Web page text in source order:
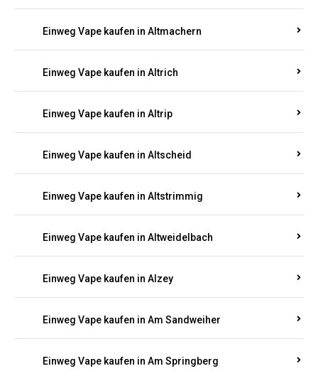
Einweg Vape kaufen in Altmachern
Einweg Vape kaufen in Altrich
Einweg Vape kaufen in Altrip
Einweg Vape kaufen in Altscheid
Einweg Vape kaufen in Altstrimmig
Einweg Vape kaufen in Altweidelbach
Einweg Vape kaufen in Alzey
Einweg Vape kaufen in Am Sandweiher
Einweg Vape kaufen in Am Springberg